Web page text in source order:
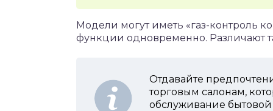
Модели могут иметь «газ-контроль
функции одновременно. Различают
Отдавайте
торговым салонам,
обслуживание бытовой